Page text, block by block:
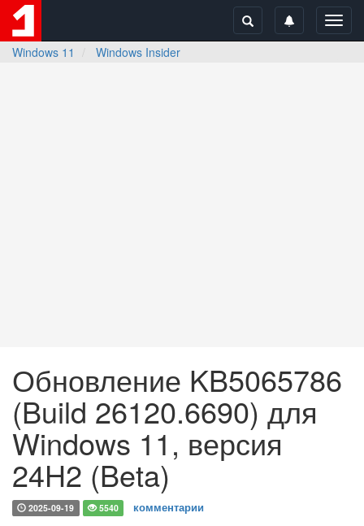
Windows 11
Windows Insider
Обновление KB5065786
(Build 26120.6690) для
Windows 11, версия
24H2 (Beta)
2025-09-19 5540 комментарии